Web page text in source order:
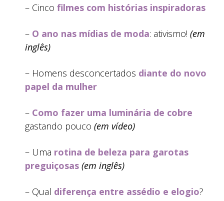
– Cinco filmes com histórias inspiradoras
– O ano nas mídias de moda: ativismo! (em
inglês)
– Homens desconcertados diante do novo
papel da mulher
– Como fazer uma luminária de cobre
gastando pouco (em vídeo)
– Uma rotina de beleza para garotas
preguiçosas (em inglês)
– Qual diferença entre assédio e elogio?